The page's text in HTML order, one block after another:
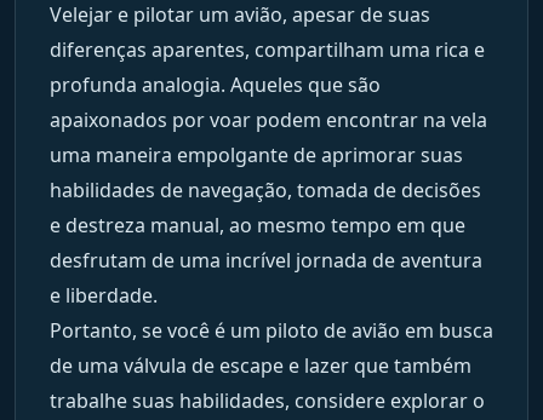
Velejar e pilotar um avião, apesar de suas
diferenças aparentes, compartilham uma rica e
profunda analogia. Aqueles que são
apaixonados por voar podem encontrar na vela
uma maneira empolgante de aprimorar suas
habilidades de navegação, tomada de decisões
e destreza manual, ao mesmo tempo em que
desfrutam de uma incrível jornada de aventura
e liberdade.
Portanto, se você é um piloto de avião em busca
de uma válvula de escape e lazer que também
trabalhe suas habilidades, considere explorar o